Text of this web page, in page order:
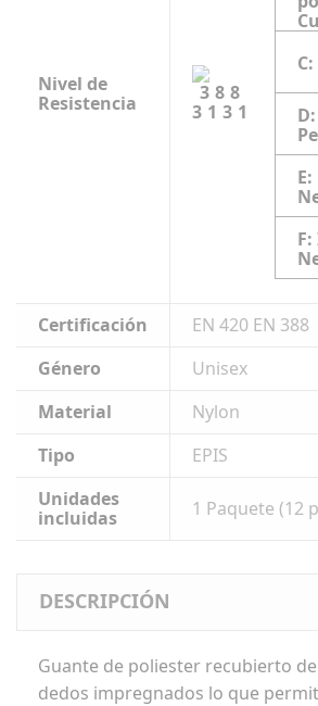
Nivel de
Resistencia
3131
D:
Certificación
EN 420 EN 388
Género
Unisex
Material
Nylon
Tipo
EPIS
Unidades
incluidas
1 Paquete (12
DESCRIPCIÓN
Guante de poliester recubierto
dedos impregnados lo que